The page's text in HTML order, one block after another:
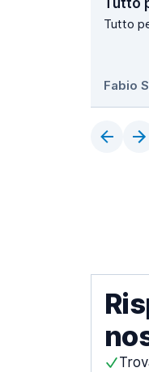
Tutto
Fabio